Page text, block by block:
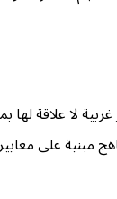
لا علاقة
مبنية على